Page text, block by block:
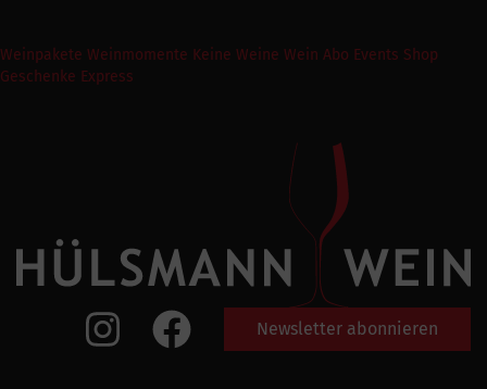
Weinpakete Weinmomente Keine Weine Wein Abo Events Shop
Geschenke Express
Newsletter abonnieren